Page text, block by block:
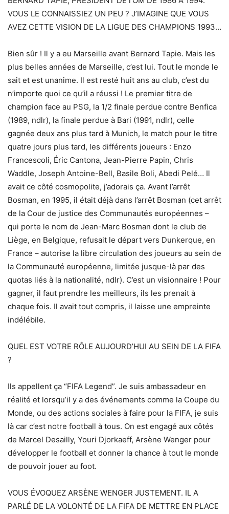
VOUS LE CONNAISSIEZ UN PEU ? J’IMAGINE QUE VOUS
AVEZ CETTE VISION DE LA LIGUE DES CHAMPIONS 1993…
Bien sûr ! Il y a eu Marseille avant Bernard Tapie. Mais les
plus belles années de Marseille, c’est lui. Tout le monde le
sait et est unanime. Il est resté huit ans au club, c’est du
n’importe quoi ce qu’il a réussi ! Le premier titre de
champion face au PSG, la 1/2 finale perdue contre Benfica
(1989, ndlr), la finale perdue à Bari (1991, ndlr), celle
gagnée deux ans plus tard à Munich, le match pour le titre
quatre jours plus tard, les différents joueurs : Enzo
Francescoli, Éric Cantona, Jean-Pierre Papin, Chris
Waddle, Joseph Antoine-Bell, Basile Boli, Abedi Pelé… Il
avait ce côté cosmopolite, j’adorais ça. Avant l’arrêt
Bosman, en 1995, il était déjà dans l’arrêt Bosman (cet arrêt
de la Cour de justice des Communautés européennes –
qui porte le nom de Jean-Marc Bosman dont le club de
Liège, en Belgique, refusait le départ vers Dunkerque, en
France – autorise la libre circulation des joueurs au sein de
la Communauté européenne, limitée jusque-là par des
quotas liés à la nationalité, ndlr). C’est un visionnaire ! Pour
gagner, il faut prendre les meilleurs, ils les prenait à
chaque fois. Il avait tout compris, il laisse une empreinte
indélébile.
QUEL EST VOTRE RÔLE AUJOURD’HUI AU SEIN DE LA FIFA
?
Ils appellent ça “FIFA Legend”. Je suis ambassadeur en
réalité et lorsqu’il y a des événements comme la Coupe du
Monde, ou des actions sociales à faire pour la FIFA, je suis
là car c’est notre football à tous. On est engagé aux côtés
de Marcel Desailly, Youri Djorkaeff, Arsène Wenger pour
développer le football et donner la chance à tout le monde
de pouvoir jouer au foot.
VOUS ÉVOQUEZ ARSÈNE WENGER JUSTEMENT. IL A
PARLÉ DE LA VOLONTÉ DE LA FIFA DE METTRE EN PLACE